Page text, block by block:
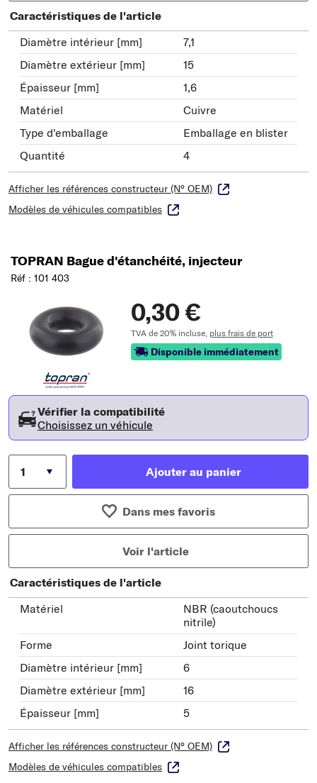
Caractéristiques de l'article
Diamètre intérieur [mm]
7,1
Diamètre extérieur [mm]
15
Épaisseur [mm]
1,6
Matériel
Cuivre
Type d'emballage
Emballage en blister
Quantité
4
Afficher les références constructeur (N° OEM)
Modèles de véhicules compatibles
TOPRAN Bague d'étanchéité, injecteur
Réf : 101 403
0,30 €
TVA de 20% incluse, plus frais de port
Disponible immédiatement
Vérifier la compatibilité
Choisissez un véhicule
Ajouter au panier
Dans mes favoris
Voir l'article
Caractéristiques de l'article
Matériel
NBR (caoutchoucs
nitrile)
Forme
Joint torique
Diamètre intérieur [mm]
6
Diamètre extérieur [mm]
16
Épaisseur [mm]
5
Afficher les références constructeur (N° OEM)
Modèles de véhicules compatibles